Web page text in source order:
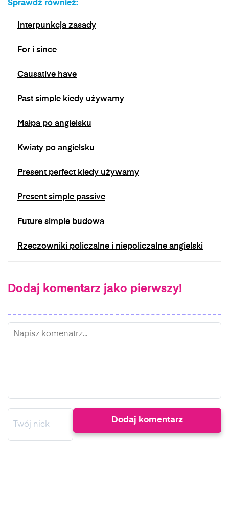
jest możliwe poprzez kontakt z Administratorem
naciśniecie przycisku "wypisz się" znajdującego
Sprawdź również:
Interpunkcja zasady
For i since
Causative have
Past simple kiedy używamy
Małpa po angielsku
Kwiaty po angielsku
Present perfect kiedy używamy
Present simple passive
Future simple budowa
Rzeczowniki policzalne i niepoliczalne angielski
Dodaj komentarz jako pierwszy!